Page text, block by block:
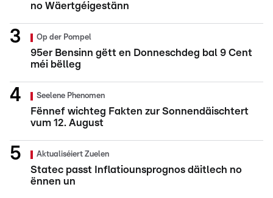
no Wäertgéigestänn
Op der Pompel
95er Bensinn gëtt en Donneschdeg bal 9 Cent
méi bëlleg
Seelene Phenomen
Fënnef wichteg Fakten zur Sonnendäischtert
vum 12. August
Aktualiséiert Zuelen
Statec passt Inflatiounsprognos däitlech no
ënnen un